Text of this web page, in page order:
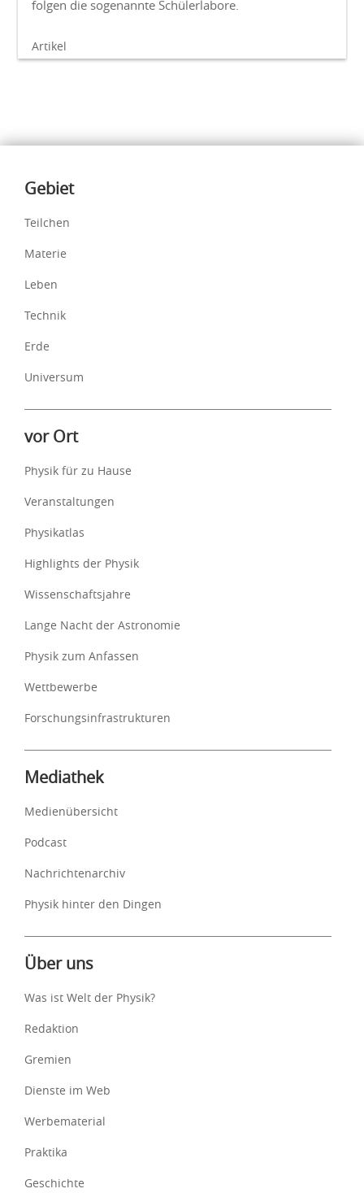
folgen die sogenannte Schülerlabore.
Artikel
Inhalte
Gebiet
Teilchen
Materie
Leben
Technik
Erde
Universum
vor Ort
Physik für zu Hause
Veranstaltungen
Physikatlas
Highlights der Physik
Wissenschaftsjahre
Lange Nacht der Astronomie
Physik zum Anfassen
Wettbewerbe
Forschungsinfrastrukturen
Mediathek
Medienübersicht
Podcast
Nachrichtenarchiv
Physik hinter den Dingen
Über uns
Was ist Welt der Physik?
Redaktion
Gremien
Dienste im Web
Werbematerial
Praktika
Geschichte